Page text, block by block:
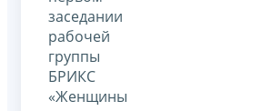
заседании
рабочей
группы
БРИКС
«Женщины